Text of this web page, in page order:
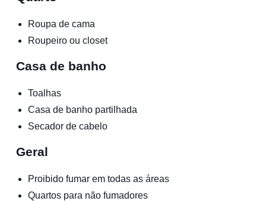
Roupa de cama
Roupeiro ou closet
Casa de banho
Toalhas
Casa de banho partilhada
Secador de cabelo
Geral
Proibido fumar em todas as áreas
Quartos para não fumadores